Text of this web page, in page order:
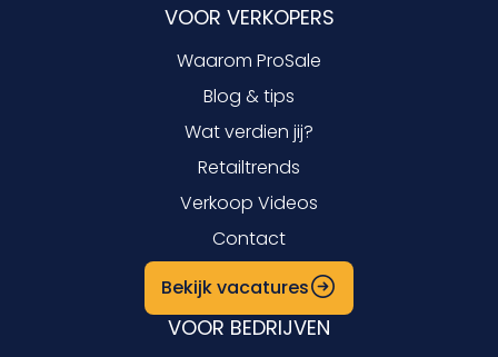
VOOR VERKOPERS
Waarom ProSale
Blog & tips
Wat verdien jij?
Retailtrends
Verkoop Videos
Contact
Bekijk vacatures
VOOR BEDRIJVEN